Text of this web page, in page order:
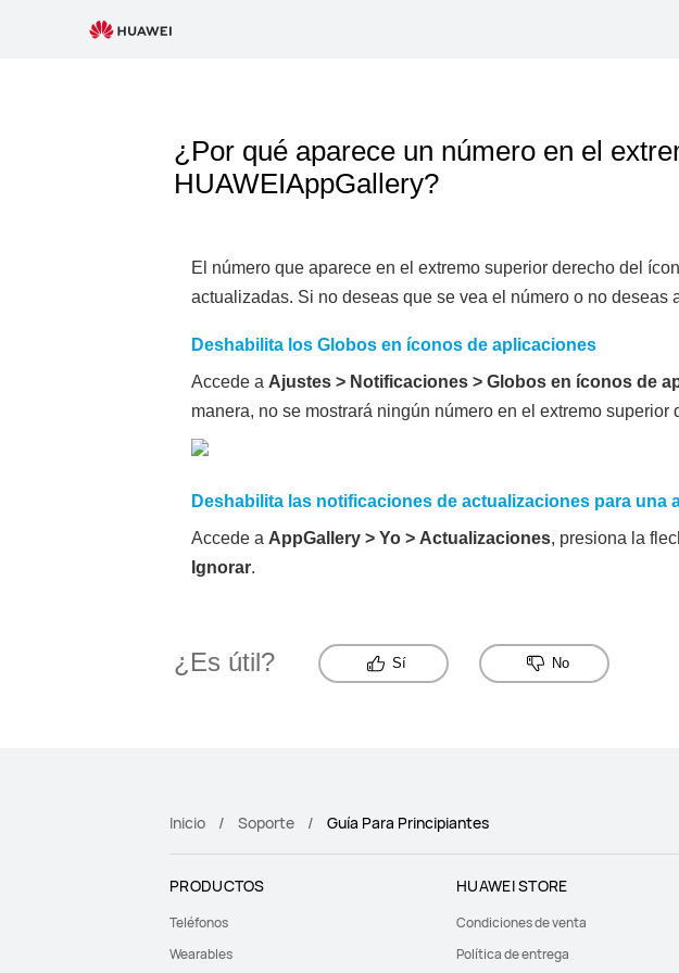
¿Por qué aparece un número en el
HUAWEIAppGallery?
El número que aparece en el extremo superior derecho del
actualizadas. Si no deseas que se vea el número o no
Deshabilita los Globos en íconos de aplicaciones
Accede a Ajustes> Notificaciones> Globos en íconos de
manera, no se mostrará ningún número en el extremo superior
Deshabilita las notificaciones de actualizaciones para una
Accede a AppGallery> Yo> Actualizaciones, presiona la
Ignorar.
¿Es útil? Sí No
Inicio Soporte Guía Para Principiantes
PRODUCTOS
Teléfonos
Wearables
HUAWEI STORE
Condiciones de venta
Política de entrega